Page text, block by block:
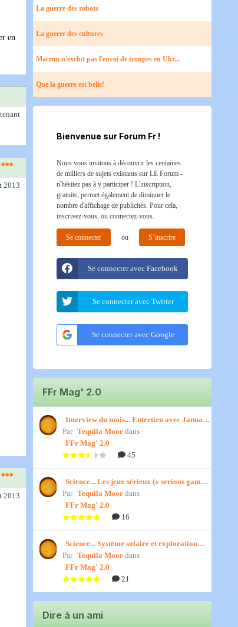
en
2013
2013
La guerre des robots
La guerre des cultures
Macron n'exclut pas l'envoi de troupes en Ukr...
Que la guerre est belle!
Bienvenue sur Forum Fr !
Nous vous invitons à découvrir les centaines
de milliers de sujets existants sur LE Forum -
n'hésitez pas à y participer ! L'inscription,
gratuite, permet également de diminuer le
nombre d'affichage de publicités. Pour cela,
inscrivez-vous, ou connectez-vous.
Se connecter ou S’inscrire
Se connecter avec Facebook
Se connecter avec Twitter
Se connecter avec Google
FFr Mag' 2.0
Interview du mois... Entretien avec January,
par Titenath
Par Tequila Moor dans
FFr Mag' 2.0
45
Science... Les jeux sérieux (« serious games
») par Jedino
Par Tequila Moor dans
FFr Mag' 2.0
16
Science... Système solaire et exploration
spatiale, par Jedino
Par Tequila Moor dans
FFr Mag' 2.0
21
Dire à un ami